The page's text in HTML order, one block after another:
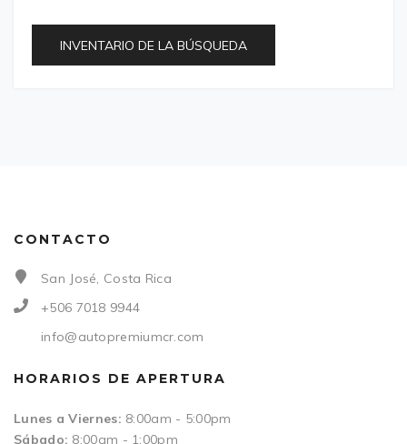
INVENTARIO DE LA BÚSQUEDA
CONTACTO
San José, Costa Rica
+506 7018 9944
info@autopremiumcr.com
HORARIOS DE APERTURA
Lunes a Viernes: 8:00am - 5:00pm
Sábado: 8:00am - 1:00pm